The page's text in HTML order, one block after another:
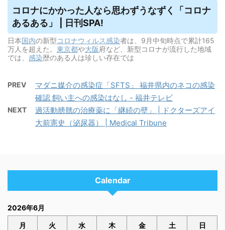
コロナにかかった人なら思わずうなずく「コロナ
あるある」 | 日刊SPA!
日本国内の新型コロナウィルス感染者は、9月中旬時点で累計165
万人を超えた。 東京都や大阪府など、新型コロナが流行した地域
では、 感染歴のある人は珍しい存在では
PREV
マダニ媒介の感染症「SFTS」 福井県内のネコの感染
確認 飼い主への感染はなし - 福井テレビ
NEXT
過活動膀胱の治療薬に「継続の壁」 | ドクターズアイ
大前憲史（泌尿器） | Medical Tribune
Calendar
2026年6月
月 火 水 木 金 土 日